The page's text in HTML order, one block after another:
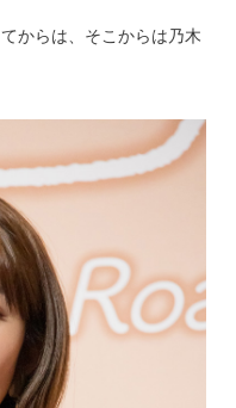
からは、そこからは乃木